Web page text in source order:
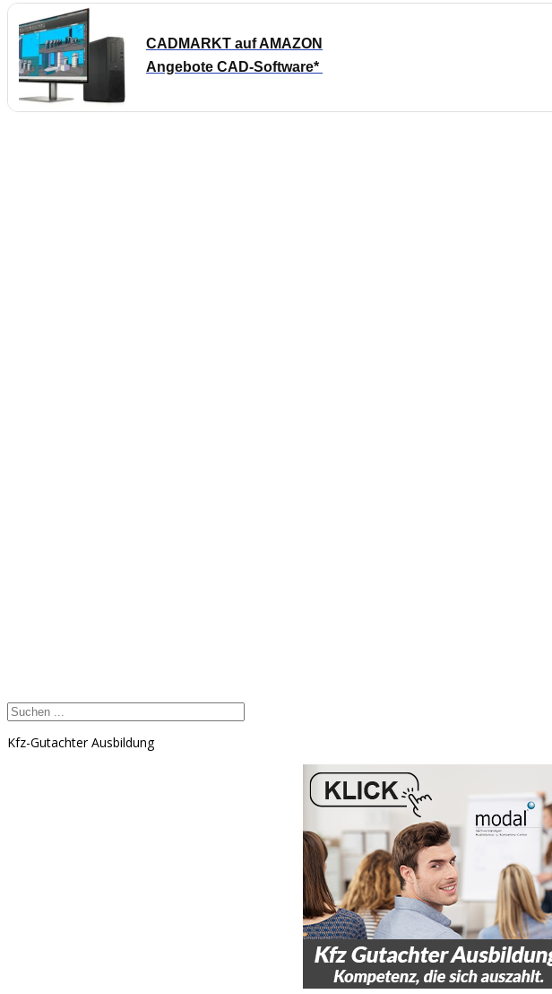
CADMARKT auf AMAZON
Angebote CAD-Software*
Kfz-Gutachter Ausbildung